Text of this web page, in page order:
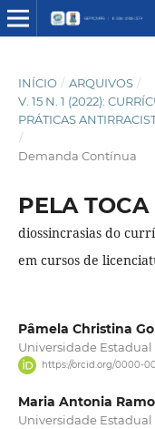
INÍCIO / ARQUIVOS /
V. 15 N. 1 (2022):
PRÁTICAS
/
Demanda Contínua
PELA
diossincrasias do
em cursos de
Pâmela Christina
Universidade Estadual
https://orcid.org/0000-
Maria Antonia
Universidade Estadual